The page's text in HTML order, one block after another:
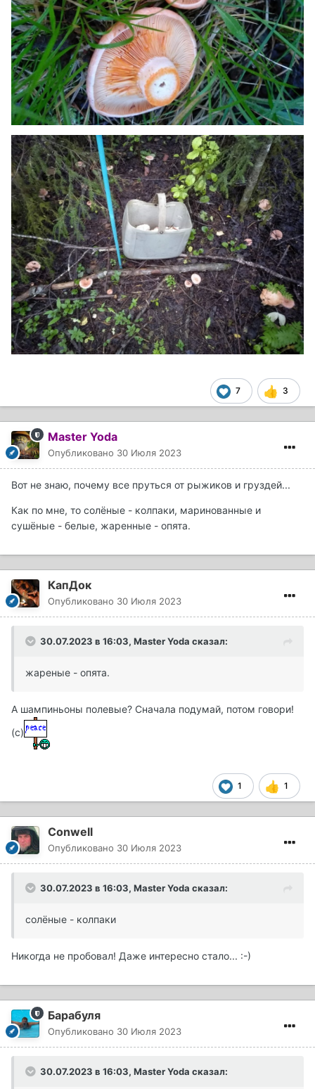
7 3
Master Yoda
Опубликовано 30 Июля 2023
Вот не знаю, почему все пруться от рыжиков и груздей...
Как по мне, то солёные - колпаки, маринованные и
сушёные - белые, жаренные - опята.
КапДок
Опубликовано 30 Июля 2023
30.07.2023 в 16:03, Master Yoda сказал:
жареные - опята.
А шампиньоны полевые? Сначала подумай, потом говори!
(с)
1 1
Conwell
Опубликовано 30 Июля 2023
30.07.2023 в 16:03, Master Yoda сказал:
солёные - колпаки
Никогда не пробовал! Даже интересно стало... :-)
Барабуля
Опубликовано 30 Июля 2023
30.07.2023 в 16:03, Master Yoda сказал: